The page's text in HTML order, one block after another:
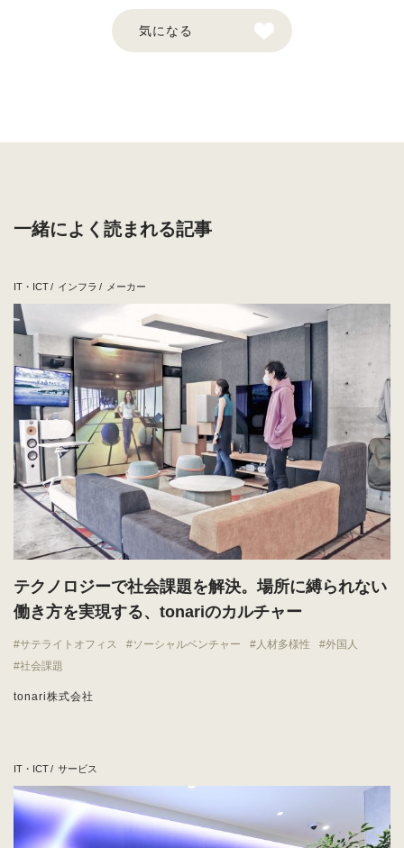
こそ、“自由”を与えることができるのだ。多様な働き方に対
応する制度はつくったものの、成果をどう評価するかが後回
気になる
一緒によく読まれる記事
IT・ICT インフラ メーカー
テクノロジーで社会課題を解決。場所に縛られない
働き方を実現する、tonariのカルチャー
サテライトオフィス ソーシャルベンチャー 人材多様性
外国人
社会課題
tonari株式会社
IT・ICT サービス